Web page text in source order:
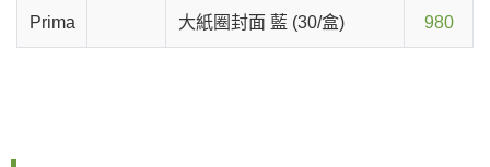
Prima 大紙圈封面 藍 (30/盒) 980